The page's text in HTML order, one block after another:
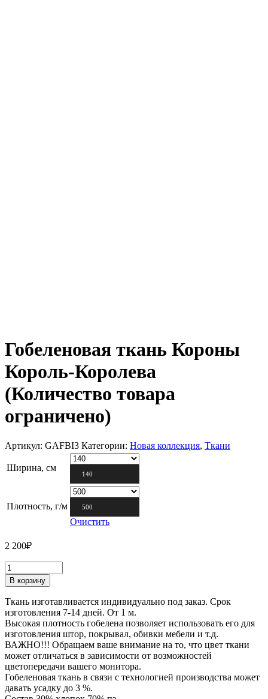
Гобеленовая ткань Короны
Король-Королева
(Количество товара
ограничено)
Артикул: GAFBI3 Категории: Новая коллекция, Ткани
Ширина, см
140
Плотность, г/м 500
Очистить
2 200₽
В корзину
Ткань изготавливается индивидуально под заказ. Срок
изготовления 7-14 дней. От 1 м.
Высокая плотность гобелена позволяет использовать его для
изготовления штор, покрывал, обивки мебели и т.д.
ВАЖНО!!! Обращаем ваше внимание на то, что цвет ткани
может отличаться в зависимости от возможностей
цветопередачи вашего монитора.
Гобеленовая ткань в связи с технологией производства может
давать усадку до 3 %.